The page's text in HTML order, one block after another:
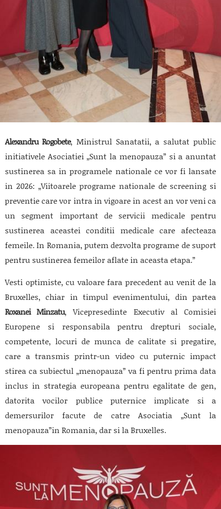
Alexandru Rogobete, Ministrul Sanatatii, a salutat public
initiativele Asociatiei „Sunt la menopauza” si a anuntat
sustinerea sa in programele nationale ce vor fi lansate
in 2026: „Viitoarele programe nationale de screening si
preventie care vor intra in vigoare in acest an vor veni ca
un segment important de servicii medicale pentru
sustinerea aceastei conditii medicale care afecteaza
femeile. In Romania, putem dezvolta programe de suport
pentru sustinerea femeilor aflate in aceasta etapa.”
Vesti optimiste, cu valoare fara precedent au venit de la
Bruxelles, chiar in timpul evenimentului, din partea
Roxanei Minzatu, Vicepresedinte Executiv al Comisiei
Europene si responsabila pentru drepturi sociale,
competente, locuri de munca de calitate si pregatire,
care a transmis printr-un video cu puternic impact
stirea ca subiectul „menopauza” va fi pentru prima data
inclus in strategia europeana pentru egalitate de gen,
datorita vocilor publice puternice implicate si a
demersurilor facute de catre Asociatia „Sunt la
menopauza”in Romania, dar si la Bruxelles.